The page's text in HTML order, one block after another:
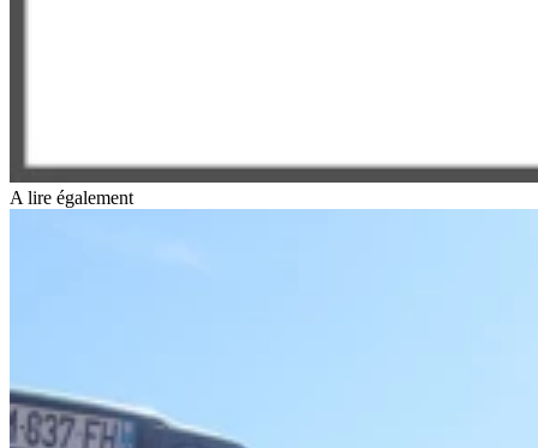
A lire également